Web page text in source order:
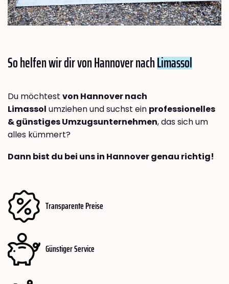
So helfen wir dir von Hannover nachLimassol
Du möchtest von Hannover nach
Limassol umziehen und suchst ein professionelles
& günstiges Umzugsunternehmen, das sich um
alles kümmert?
Dann bist du bei uns in Hannover genau richtig!
Transparente Preise
Günstiger Service